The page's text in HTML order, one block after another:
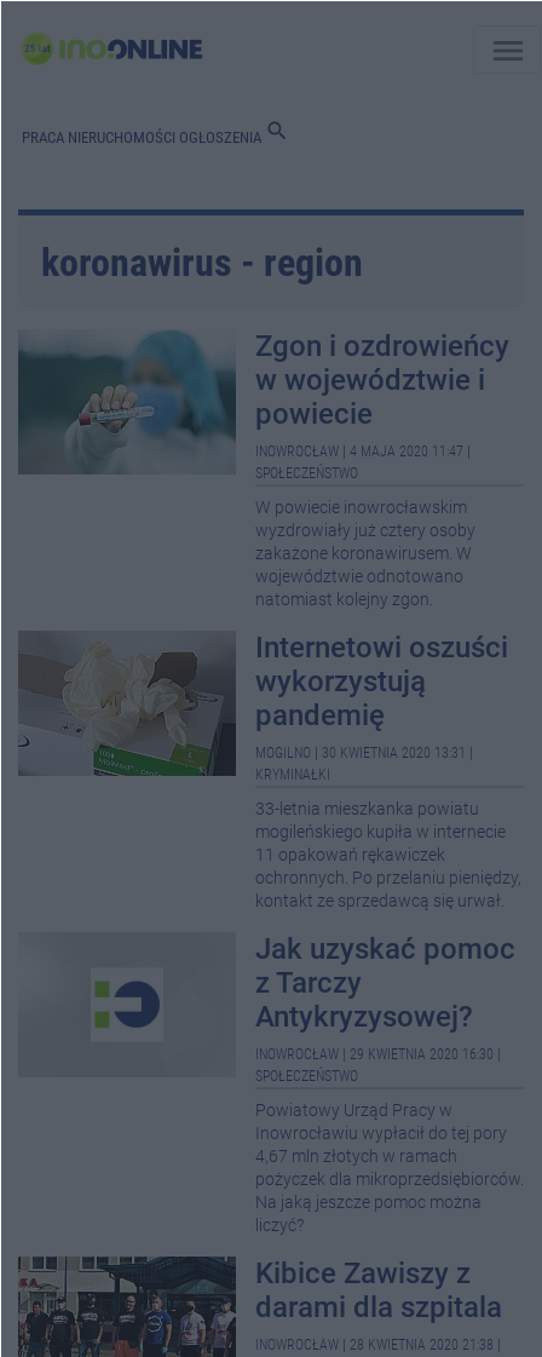
menu
PRACA NIERUCHOMOŚCI OGŁOSZENIA search
koronawirus - region
Zgon i ozdrowieńcy
w województwie i
powiecie
INOWROCŁAW 4 MAJA 2020 11:47
SPOŁECZEŃSTWO
W powiecie inowrocławskim
wyzdrowiały już cztery osoby
zakażone koronawirusem. W
województwie odnotowano
natomiast kolejny zgon.
Internetowi oszuści
wykorzystują
pandemię
MOGILNO 30 KWIETNIA 2020 13:31
KRYMINAŁKI
33-letnia mieszkanka powiatu
mogileńskiego kupiła w internecie
11 opakowań rękawiczek
ochronnych. Po przelaniu pieniędzy,
kontakt ze sprzedawcą się urwał.
Jak uzyskać pomoc
z Tarczy
Antykryzysowej?
INOWROCŁAW 29 KWIETNIA 2020 16:30
SPOŁECZEŃSTWO
Powiatowy Urząd Pracy w
Inowrocławiu wypłacił do tej pory
4,67 mln złotych w ramach
pożyczek dla mikroprzedsiębiorców.
Na jaką jeszcze pomoc można
liczyć?
Kibice Zawiszy z
darami dla szpitala
INOWROCŁAW 28 KWIETNIA 2020 21:38